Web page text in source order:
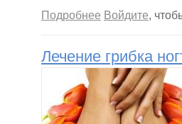
Подробнее о Как избавиться
Войдите,
Лечение грибка